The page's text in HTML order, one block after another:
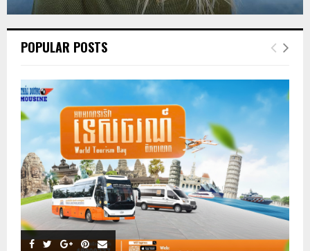
POPULAR POSTS